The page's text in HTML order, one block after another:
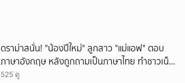
ดราม่าสนั่น! "น้องปีใหม่" ลูกสาว "แม่แอฟ" ตอบ
ภาษาอังกฤษ หลังถูกถามเป็นภาษาไทย ทำชาวเน็ต
ถกสนั่น!
525 ดู